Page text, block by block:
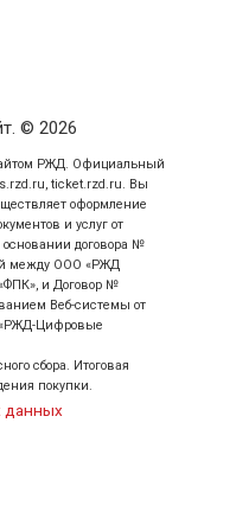
пассажира, на
© 2026
РЖД. Официальный
ticket.rzd.ru. Вы
оформление
и услуг от
договора №
между ООО «РЖД
и Договор №
Веб-системы от
Цифровые
сбора. Итоговая
покупки.
данных